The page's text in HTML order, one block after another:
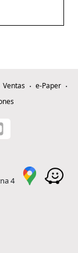
Ventas
e-Paper
4